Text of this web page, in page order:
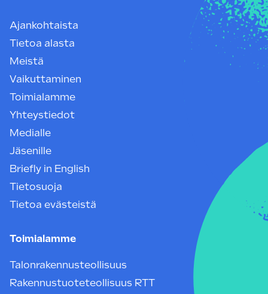
Ajankohtaista
Tietoa alasta
Meistä
Vaikuttaminen
Toimialamme
Yhteystiedot
Medialle
Jäsenille
Briefly in English
Tietosuoja
Tietoa evästeistä
Toimialamme
Talonrakennusteollisuus
Rakennustuoteteollisuus RTT